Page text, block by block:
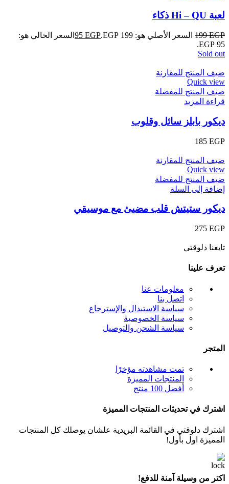
لعبة Hi – QU ذكاء
199EGP السعر الأصلي هو: 199 EGP. 95 EGP
السعر الحالي هو:
95 EGP.
Sold out
ضيف المنتج للمقارنة
Quick view
ضيف المنتج للمفضلة
قراءة المزيد
ديكور بابلز سائل وقلوب
185 EGP
ضيف المنتج للمقارنة
Quick view
ضيف المنتج للمفضلة
إضافة إلى السلة
ديكور ستيتش قلب مضيئ مع موسيقي
275 EGP
تابعنا دلوقتي
تعرف علينا
معلومات عنا
اتصل بنا
سياسة الاستبدال والإسترجاع
سياسة الخصوصية
سياسة الشحن والتوصيل
المتجر
تمت مشاهدته مؤخرًا
المنتجات المميزة
أفضل 100 منتج
اشترك في تحديثات المنتجات المميزة
اشترك دلوقتي في القائمة البريدية علشان يوصلك كل المنتجات
المميزة اول بأول!
اكتر من وسيلة آمنة للدفع!